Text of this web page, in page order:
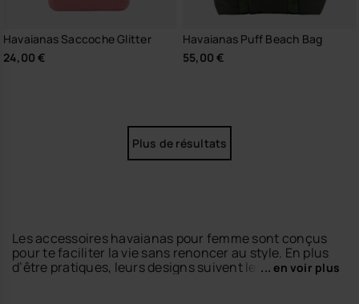
Havaianas Saccoche Glitter
24,00 €
Havaianas Puff Beach Bag
55,00 €
Plus de résultats
Les accessoires havaianas pour femme sont conçus
pour te faciliter la vie sans renoncer au style. En plus
d’être pratiques, leurs designs suivent les dernières
... en voir plus